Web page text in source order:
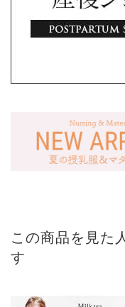
この商品を見た
す